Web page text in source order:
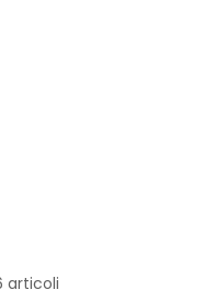
articoli